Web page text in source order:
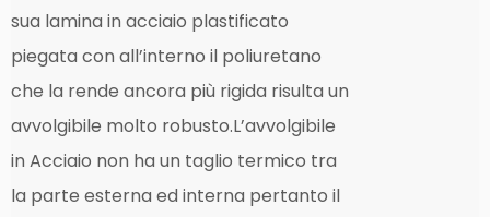
sua lamina in acciaio plastificato
piegata con all’interno il poliuretano
che la rende ancora più rigida risulta un
avvolgibile molto robusto.L’avvolgibile
in Acciaio non ha un taglio termico tra
la parte esterna ed interna pertanto il